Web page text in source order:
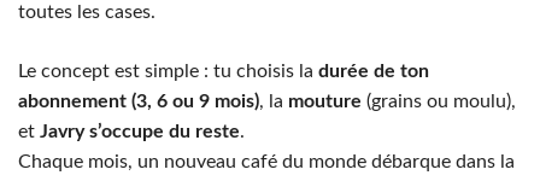
toutes les cases.
Le concept est simple : tu choisis la durée de ton
abonnement (3, 6 ou 9 mois), la mouture (grains ou moulu),
et Javry s’occupe du reste.
Chaque mois, un nouveau café du monde débarque dans la